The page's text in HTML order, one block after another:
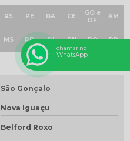
RS PE BA CE
GO e
DF
AM
MS PB PI RN RO RR
São Gonçalo
Nova Iguaçu
Belford Roxo
chamar no
WhatsApp